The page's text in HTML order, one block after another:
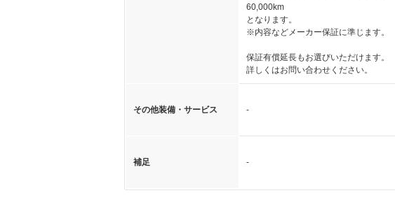
60,000km
となります。
※内容などメーカー保証に準じます。
保証有償延長もお選びいただけます。
詳しくはお問い合わせください。
その他装備・サービス -
補足 -